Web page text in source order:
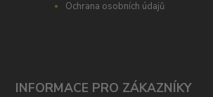
Ochrana osobních údajů
INFORMACE PRO ZÁKAZNÍKY